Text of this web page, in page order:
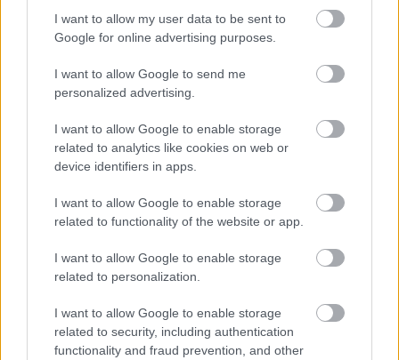
I want to allow my user data to be sent to
Google for online advertising purposes.
I want to allow Google to send me
personalized advertising.
I want to allow Google to enable storage
related to analytics like cookies on web or
device identifiers in apps.
I want to allow Google to enable storage
related to functionality of the website or app.
I want to allow Google to enable storage
related to personalization.
I want to allow Google to enable storage
related to security, including authentication
functionality and fraud prevention, and other
2024. április 03.